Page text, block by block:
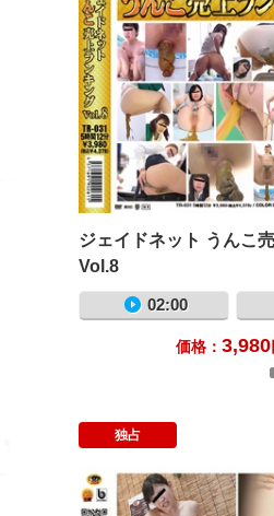
ジェイドネット うんこ
Vol.8
02:00
価格： 3,980
独占